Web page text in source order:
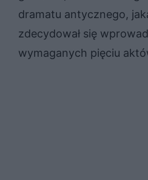
dramatu antycznego,
zdecydował się
wymaganych pięciu